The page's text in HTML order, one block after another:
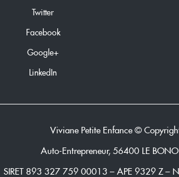
Twitter
Facebook
Google+
LinkedIn
Viviane Petite Enfance©
Auto-Entrepreneur, 56400 LE
SIRET 893 327 759 00013 – APE 9329 Z –